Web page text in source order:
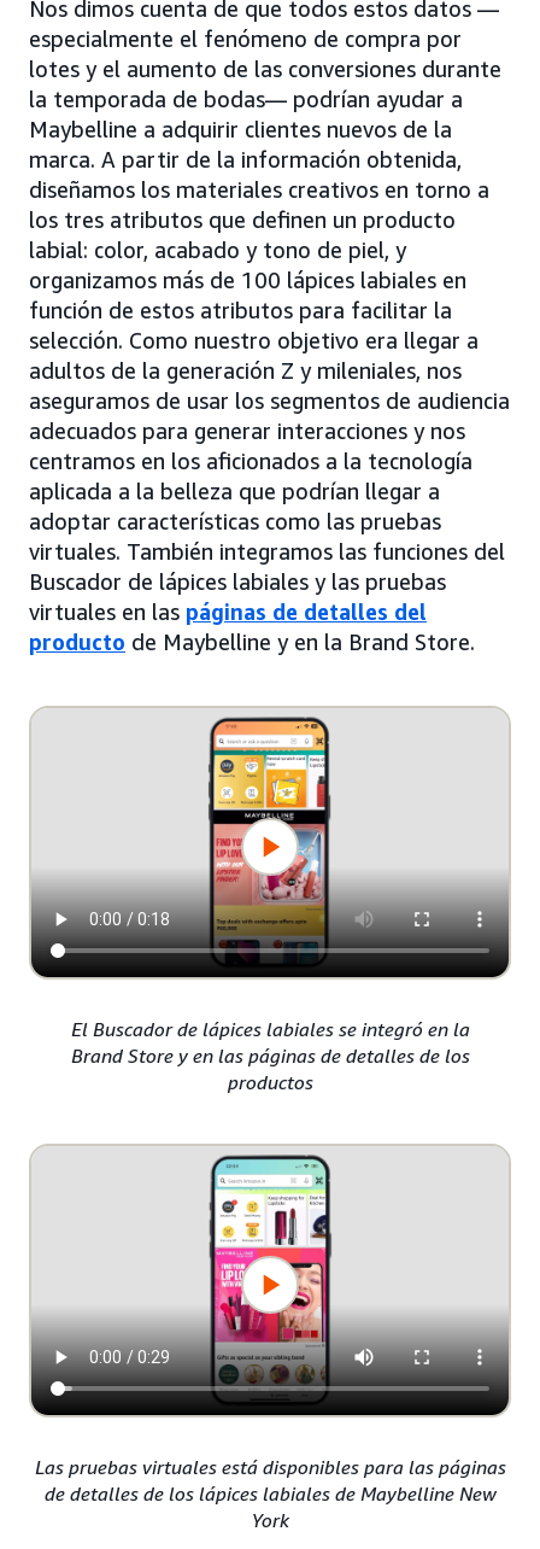
Nos dimos cuenta de que todos estos datos —
especialmente el fenómeno de compra por
lotes y el aumento de las conversiones durante
la temporada de bodas— podrían ayudar a
Maybelline a adquirir clientes nuevos de la
marca. A partir de la información obtenida,
diseñamos los materiales creativos en torno a
los tres atributos que definen un producto
labial: color, acabado y tono de piel, y
organizamos más de 100 lápices labiales en
función de estos atributos para facilitar la
selección. Como nuestro objetivo era llegar a
adultos de la generación Z y mileniales, nos
aseguramos de usar los segmentos de audiencia
adecuados para generar interacciones y nos
centramos en los aficionados a la tecnología
aplicada a la belleza que podrían llegar a
adoptar características como las pruebas
virtuales. También integramos las funciones del
Buscador de lápices labiales y las pruebas
virtuales en las páginas de detalles del
producto de Maybelline y en la Brand Store.
El Buscador de lápices labiales se integró en la
Brand Store y en las páginas de detalles de los
productos
Las pruebas virtuales está disponibles para las páginas
de detalles de los lápices labiales de Maybelline New
York